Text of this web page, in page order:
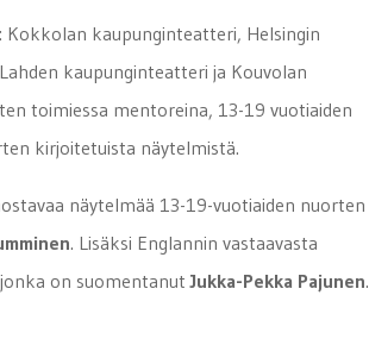
Kokkolan kaupunginteatteri, Helsingin
kaupunginteatteri ja Kouvolan
toimiessa mentoreina, 13-19 vuotiaiden
kirjoitetuista näytelmistä.
näytelmää 13-19-vuotiaiden nuorten
. Lisäksi Englannin vastaavasta
on suomentanutJukka-Pekka Pajunen.